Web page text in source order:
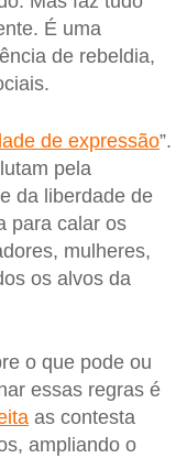
É uma
de rebeldia,
de expressão”.
pela
da liberdade de
para calar os
mulheres,
os alvos da
o que pode ou
essas regras é
as contesta
ampliando o